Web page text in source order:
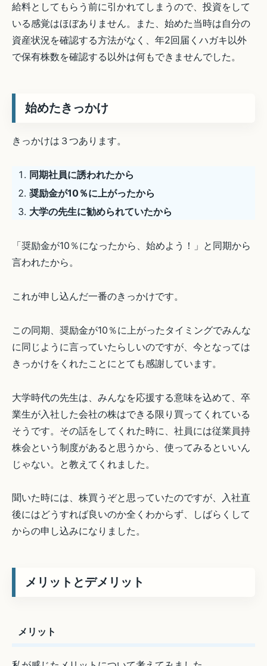
給料としてもらう前に引かれてしまうので、投資をして
いる感覚はほぼありません。また、始めた当時は自分の
資産状況を確認する方法がなく、年2回届くハガキ以外
で保有株数を確認する以外は何もできませんでした。
始めたきっかけ
きっかけは３つあります。
同期社員に誘われたから
奨励金が10％に上がったから
大学の先生に勧められていたから
「奨励金が10％になったから、始めよう！」と同期から
言われたから。
これが申し込んだ一番のきっかけです。
この同期、奨励金が10％に上がったタイミングでみんな
に同じように言っていたらしいのですが、今となっては
きっかけをくれたことにとても感謝しています。
大学時代の先生は、みんなを応援する意味を込めて、卒
業生が入社した会社の株はできる限り買ってくれている
そうです。その話をしてくれた時に、社員には従業員持
株会という制度があると思うから、使ってみるといいん
じゃない。と教えてくれました。
聞いた時には、株買うぞと思っていたのですが、入社直
後にはどうすれば良いのか全くわからず、しばらくして
からの申し込みになりました。
メリットとデメリット
メリット